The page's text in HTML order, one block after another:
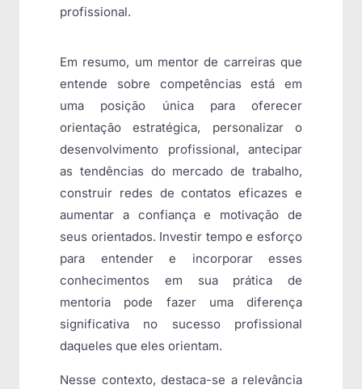
profissional.
Em resumo, um mentor de carreiras que
entende sobre competências está em
uma posição única para oferecer
orientação estratégica, personalizar o
desenvolvimento profissional, antecipar
as tendências do mercado de trabalho,
construir redes de contatos eficazes e
aumentar a confiança e motivação de
seus orientados. Investir tempo e esforço
para entender e incorporar esses
conhecimentos em sua prática de
mentoria pode fazer uma diferença
significativa no sucesso profissional
daqueles que eles orientam.
Nesse contexto, destaca-se a relevância